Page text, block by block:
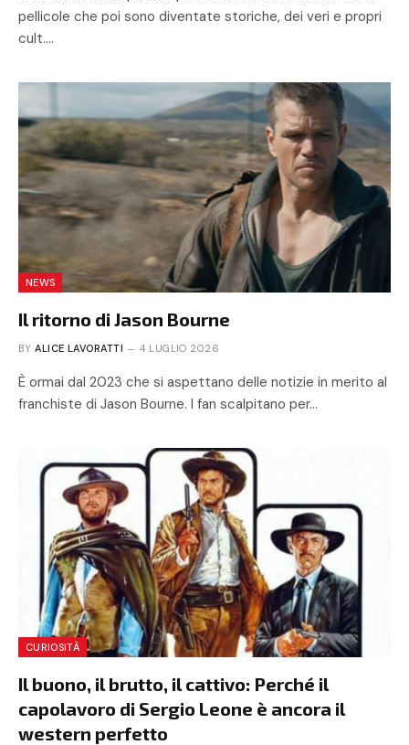
pellicole che poi sono diventate storiche, dei veri e propri
cult.…
NEWS
Il ritorno di Jason Bourne
BY ALICE LAVORATTI 4 LUGLIO 2026
È ormai dal 2023 che si aspettano delle notizie in merito al
franchiste di Jason Bourne. I fan scalpitano per…
CURIOSITÀ
Il buono, il brutto, il cattivo: Perché il
capolavoro di Sergio Leone è ancora il
western perfetto